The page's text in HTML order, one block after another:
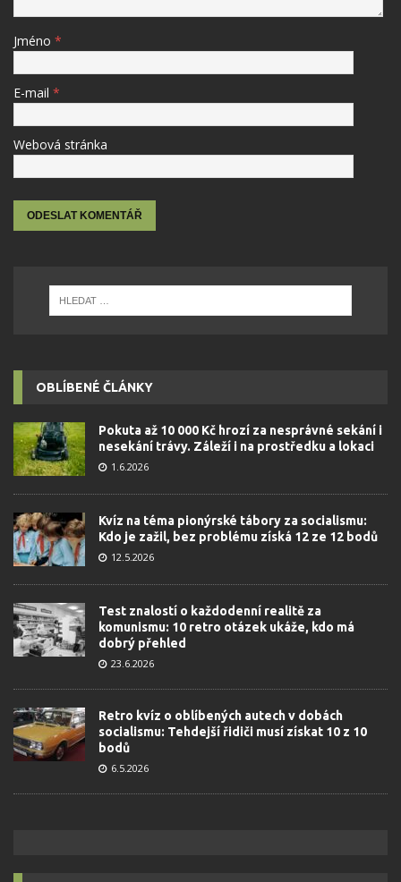
Jméno *
E-mail *
Webová stránka
OBLÍBENÉ ČLÁNKY
Pokuta až 10 000 Kč hrozí za nesprávné sekání i
nesekání trávy. Záleží i na prostředku a lokaci
1.6.2026
Kvíz na téma pionýrské tábory za socialismu:
Kdo je zažil, bez problému získá 12 ze 12 bodů
12.5.2026
Test znalostí o každodenní realitě za
komunismu: 10 retro otázek ukáže, kdo má
dobrý přehled
23.6.2026
Retro kvíz o oblíbených autech v dobách
socialismu: Tehdejší řidiči musí získat 10 z 10
bodů
6.5.2026